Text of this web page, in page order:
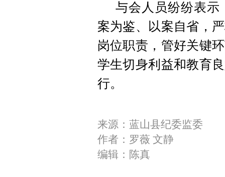
与会人员纷纷表示
案为鉴、以案自省，
岗位职责，管好关键
学生切身利益和教育
行。
来源：蓝山县纪委监委
作者：罗薇 文静
编辑：陈真